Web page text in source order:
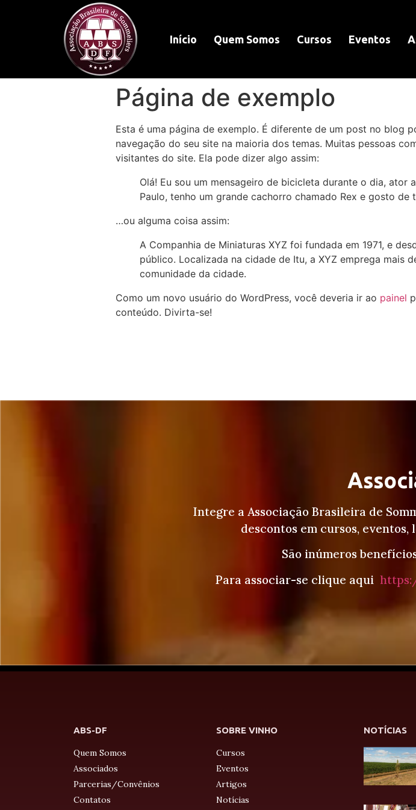
Início Quem Somos Cursos Eventos
Página de exemplo
Esta é uma página de exemplo. É diferente de um post no blog
navegação do seu site na maioria dos temas. Muitas pessoas
visitantes do site. Ela pode dizer algo assim:
Olá! Eu sou um mensageiro de bicicleta durante o dia, ator
Paulo, tenho um grande cachorro chamado Rex e gosto de
…ou alguma coisa assim:
A Companhia de Miniaturas XYZ foi fundada em 1971, e
público. Localizada na cidade de Itu, a XYZ emprega mais
comunidade da cidade.
Como um novo usuário do WordPress, você deveria ir ao painel
conteúdo. Divirta-se!
Integre a Associação Brasileira de
descontos em cursos,
São inúmeros
Para associar-se clique aqui
ABS-DF
Quem Somos
Associados
Parcerias/Convênios
Contatos
SOBRE VINHO
Cursos
Eventos
Artigos
Notícias
NOTÍCIAS